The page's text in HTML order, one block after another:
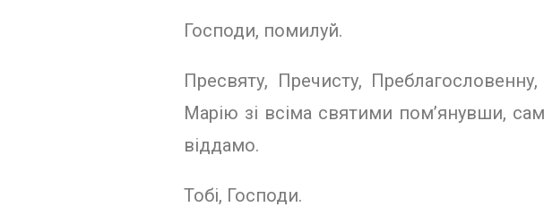
Господи, помилуй.
Пресвяту, Пречисту,
Марію зі всіма святими пом’янувши,
віддамо.
Тобі, Господи.